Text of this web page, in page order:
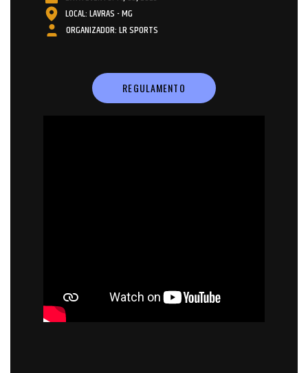
LOCAL: LAVRAS - MG
ORGANIZADOR: LR SPORTS
REGULAMENTO